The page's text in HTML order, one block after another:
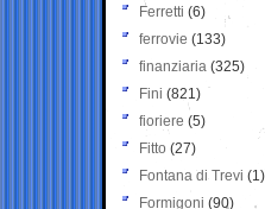
Ferretti (6)
ferrovie (133)
finanziaria (325)
Fini (821)
fioriere (5)
Fitto (27)
Fontana di Trevi (1)
Formigoni (90)